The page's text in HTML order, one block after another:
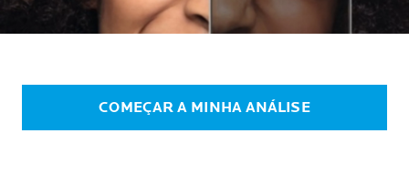
COMEÇAR A MINHA ANÁLISE